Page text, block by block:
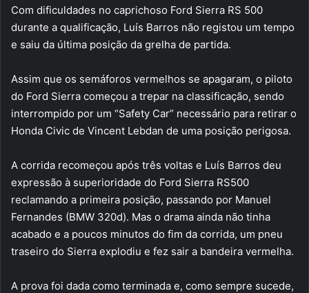
Com dificuldades no caprichoso Ford Sierra RS 500
durante a qualificação, Luís Barros não registou um tempo
e saiu da última posição da grelha de partida.
Assim que os semáforos vermelhos se apagaram, o piloto
do Ford Sierra começou a trepar na classificação, sendo
interrompido por um “Safety Car” necessário para retirar o
Honda Civic de Vincent Lebdan de uma posição perigosa.
A corrida recomeçou após três voltas e Luís Barros deu
expressão à superioridade do Ford Sierra RS500
reclamando a primeira posição, passando por Manuel
Fernandes (BMW 320d). Mas o drama ainda não tinha
acabado e a poucos minutos do fim da corrida, um pneu
traseiro do Sierra explodiu e fez sair a bandeira vermelha.
A prova foi dada como terminada e, como sempre sucede,